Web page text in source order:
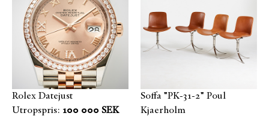
Rolex Datejust
Utropspris: 100 000 SEK
Soffa "PK-31-2" Poul
Kjaerholm